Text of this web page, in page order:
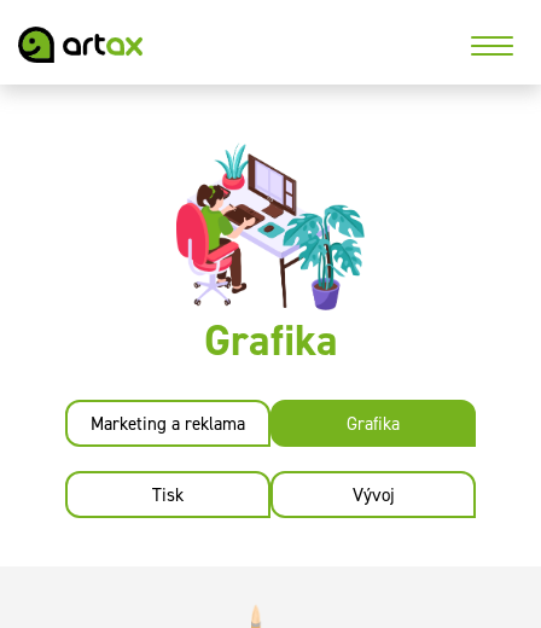
Grafika
Marketing a reklama Grafika
Tisk Vývoj